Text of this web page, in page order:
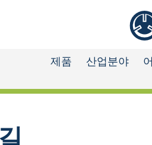
제품 산업분야